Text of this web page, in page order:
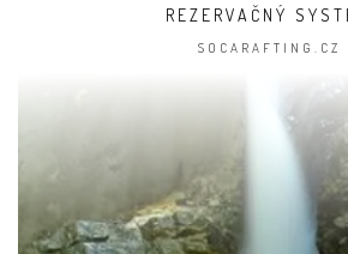
REZERVAČNÝ
SOCARAFTING.CZ